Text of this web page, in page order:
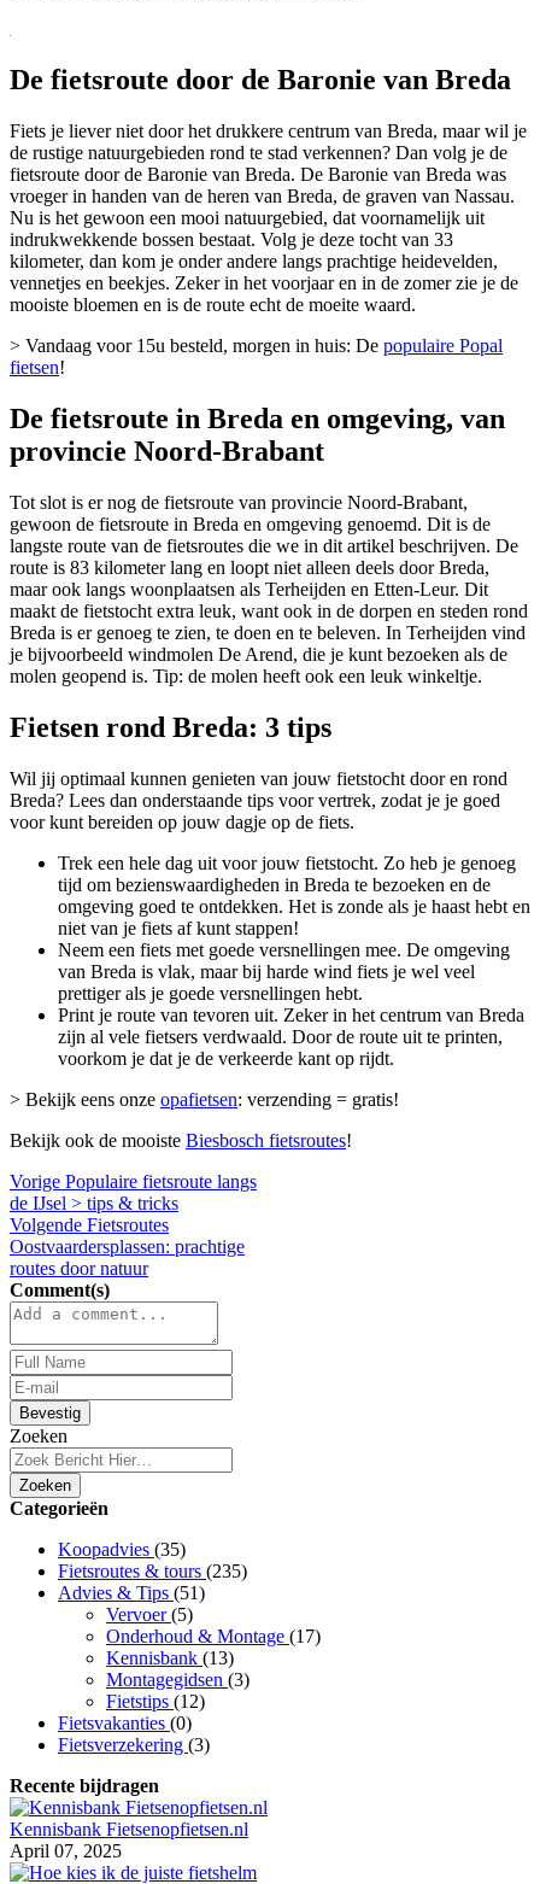
De fietsroute door de Baronie van Breda
Fiets je liever niet door het drukkere centrum van Breda, maar wil je
de rustige natuurgebieden rond te stad verkennen? Dan volg je de
fietsroute door de Baronie van Breda. De Baronie van Breda was
vroeger in handen van de heren van Breda, de graven van Nassau.
Nu is het gewoon een mooi natuurgebied, dat voornamelijk uit
indrukwekkende bossen bestaat. Volg je deze tocht van 33
kilometer, dan kom je onder andere langs prachtige heidevelden,
vennetjes en beekjes. Zeker in het voorjaar en in de zomer zie je de
mooiste bloemen en is de route echt de moeite waard.
> Vandaag voor 15u besteld, morgen in huis: De populaire Popal
fietsen!
De fietsroute in Breda en omgeving, van
provincie Noord-Brabant
Tot slot is er nog de fietsroute van provincie Noord-Brabant,
gewoon de fietsroute in Breda en omgeving genoemd. Dit is de
langste route van de fietsroutes die we in dit artikel beschrijven. De
route is 83 kilometer lang en loopt niet alleen deels door Breda,
maar ook langs woonplaatsen als Terheijden en Etten-Leur. Dit
maakt de fietstocht extra leuk, want ook in de dorpen en steden rond
Breda is er genoeg te zien, te doen en te beleven. In Terheijden vind
je bijvoorbeeld windmolen De Arend, die je kunt bezoeken als de
molen geopend is. Tip: de molen heeft ook een leuk winkeltje.
Fietsen rond Breda: 3 tips
Wil jij optimaal kunnen genieten van jouw fietstocht door en rond
Breda? Lees dan onderstaande tips voor vertrek, zodat je je goed
voor kunt bereiden op jouw dagje op de fiets.
Trek een hele dag uit voor jouw fietstocht. Zo heb je genoeg
tijd om bezienswaardigheden in Breda te bezoeken en de
omgeving goed te ontdekken. Het is zonde als je haast hebt en
niet van je fiets af kunt stappen!
Neem een fiets met goede versnellingen mee. De omgeving
van Breda is vlak, maar bij harde wind fiets je wel veel
prettiger als je goede versnellingen hebt.
Print je route van tevoren uit. Zeker in het centrum van Breda
zijn al vele fietsers verdwaald. Door de route uit te printen,
voorkom je dat je de verkeerde kant op rijdt.
> Bekijk eens onze opafietsen: verzending = gratis!
Bekijk ook de mooiste Biesbosch fietsroutes!
Vorige Populaire fietsroute langs
de IJsel > tips & tricks
Volgende Fietsroutes
Oostvaardersplassen: prachtige
routes door natuur
Comment(s)
Bevestig
Zoeken
Zoeken
Categorieën
Koopadvies (35)
Fietsroutes & tours (235)
Advies & Tips (51)
Vervoer(5)
Onderhoud & Montage (17)
Kennisbank (13)
Montagegidsen (3)
Fietstips (12)
Fietsvakanties (0)
Fietsverzekering (3)
Recente bijdragen
Kennisbank Fietsenopfietsen.nl
April 07, 2025